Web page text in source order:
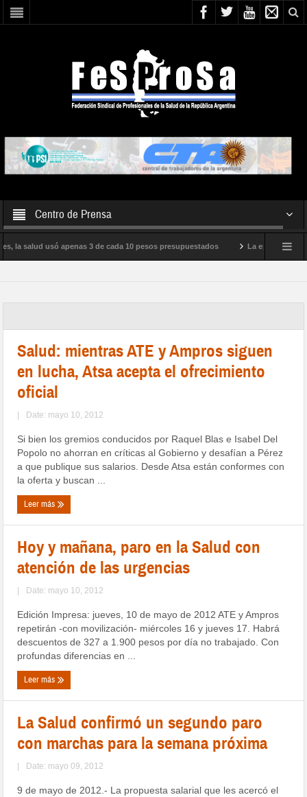
Centro de Prensa
salud usó apenas 3 de cada 10 pesos presupuestados La epidemia de
Salud: mientras ATE y Ampros siguen
en lucha, Atsa acepta el ofrecimiento
oficial
| Date: mayo 10, 2012
Si bien los gremios conducidos por Raquel Blas e Isabel Del
Popolo no ahorran en críticas al Gobierno y desafían a Pérez
a que publique sus salarios. Desde Atsa están conformes con
la oferta y buscan ...
Leer más
Hoy y mañana, paro en la Salud con
atención de las urgencias
| Date: mayo 10, 2012
Edición Impresa: jueves, 10 de mayo de 2012 ATE y Ampros
repetirán -con movilización- miércoles 16 y jueves 17. Habrá
descuentos de 327 a 1.900 pesos por día no trabajado. Con
profundas diferencias en ...
Leer más
La Salud confirmó un segundo paro
con marchas para la semana próxima
| Date: mayo 09, 2012
9 de mayo de 2012.- La propuesta salarial que les acercó el